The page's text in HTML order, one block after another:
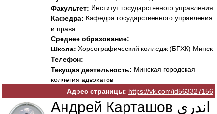
Факультет: Институт государственого управления
Кафедра: Кафедра государственного управления
и права
Среднее образование:
Школа: Хореографический колледж (БГХК) Минск
Телефон:
Текущая деятельность: Минская городская
коллегия адвокатов
Адрес страницы: https://vk.com/id563327156
Андрей Карташов اندري